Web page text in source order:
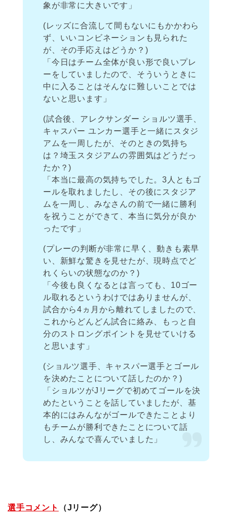
象が非常に大きいです」
(レッズに合流して間もないにもかかわら
ず、いいコンビネーションも見られた
が、その手応えはどうか？)
「今日はチーム全体が良い形で良いプレ
ーをしていましたので、そういうときに
中に入ることはそんなに難しいことでは
ないと思います」
(試合後、アレクサンダー ショルツ選手、
キャスパー ユンカー選手と一緒にスタジ
アムを一周したが、そのときの気持ち
は？埼玉スタジアムの雰囲気はどうだっ
たか？)
「本当に最高の気持ちでした。3人ともゴ
ールを取れましたし、その後にスタジア
ムを一周し、みなさんの前で一緒に勝利
を祝うことができて、本当に気分が良か
ったです」
(プレーの判断が非常に早く、動きも素早
い、新鮮な驚きを見せたが、現時点でど
れくらいの状態なのか？)
「今後も良くなるとは言っても、10ゴー
ル取れるというわけではありませんが、
試合から4ヵ月から離れてしましたので、
これからどんどん試合に絡み、もっと自
分のストロングポイントを見せていける
と思います」
(ショルツ選手、キャスパー選手とゴール
を決めたことについて話したのか？)
「ショルツがJリーグで初めてゴールを決
めたということを話していましたが、基
本的にはみんながゴールできたことより
もチームが勝利できたことについて話
し、みんなで喜んでいました」
選手コメント （Jリーグ）